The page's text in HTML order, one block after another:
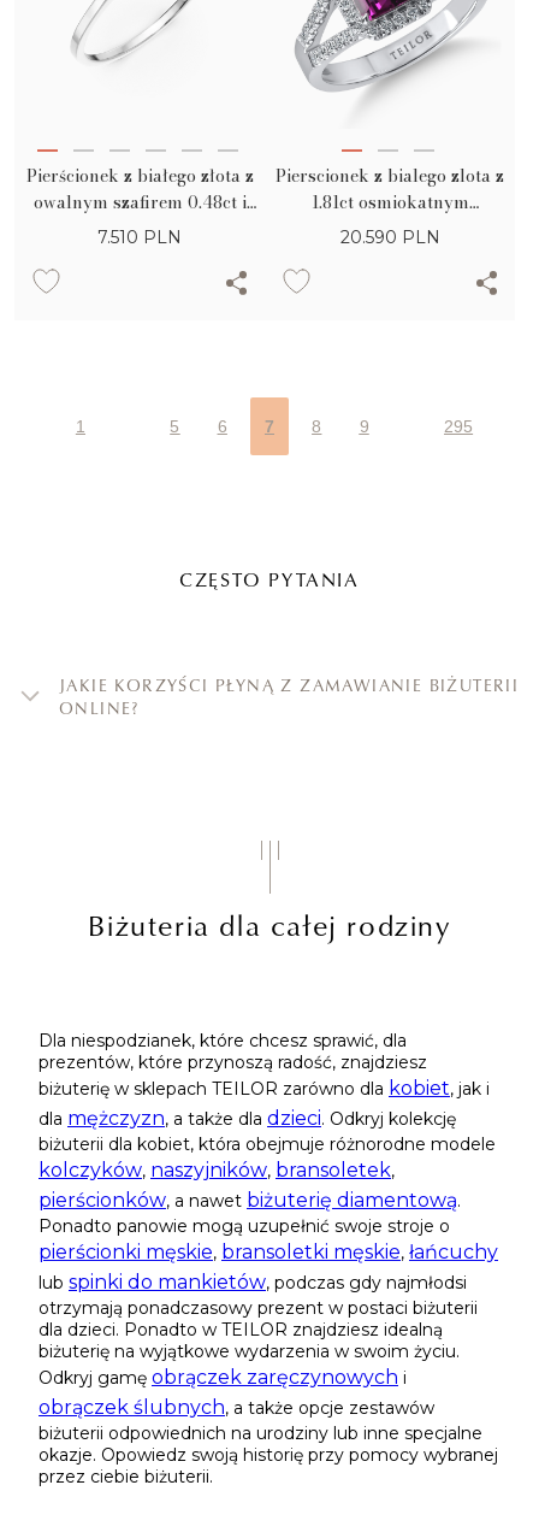
Pierścionek z białego złota z
owalnym szafirem 0.48ct i
diamentami 0.18ct
7.510 PLN
Pierscionek z bialego zlota z
1.81ct osmiokatnym
fioletowym granatem oraz
20.590 PLN
1 5 6 7 8 9 295
CZĘSTO PYTANIA
JAKIE KORZYŚCI PŁYNĄ Z ZAMAWIANIE BIŻUTERII
ONLINE?
Biżuteria dla całej rodziny
Dla niespodzianek, które chcesz sprawić, dla
prezentów, które przynoszą radość, znajdziesz
biżuterię w sklepach TEILOR zarówno dla kobiet, jak i
dla mężczyzn, a także dla dzieci. Odkryj kolekcję
biżuterii dla kobiet, która obejmuje różnorodne modele
kolczyków, naszyjników, bransoletek,
pierścionków, a nawet biżuterię diamentową.
Ponadto panowie mogą uzupełnić swoje stroje o
pierścionki męskie, bransoletki męskie, łańcuchy
lub spinki do mankietów, podczas gdy najmłodsi
otrzymają ponadczasowy prezent w postaci biżuterii
dla dzieci. Ponadto w TEILOR znajdziesz idealną
biżuterię na wyjątkowe wydarzenia w swoim życiu.
Odkryj gamę obrączek zaręczynowych i
obrączek ślubnych, a także opcje zestawów
biżuterii odpowiednich na urodziny lub inne specjalne
okazje. Opowiedz swoją historię przy pomocy wybranej
przez ciebie biżuterii.